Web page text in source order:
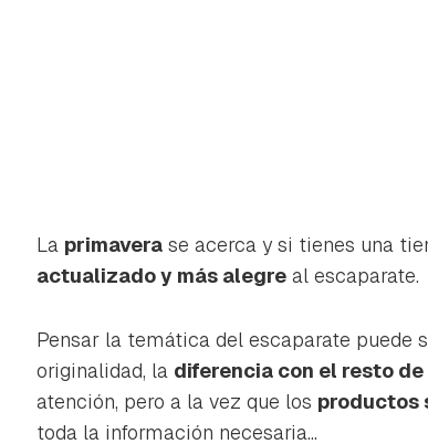
Guardar como
Para poder guardar como
La primavera se acerca y si tienes una
actualizado y más alegre al escaparate.
Pensar la temática del escaparate puede
originalidad, la diferencia con el resto
atención, pero a la vez que los productos
toda la información necesaria...